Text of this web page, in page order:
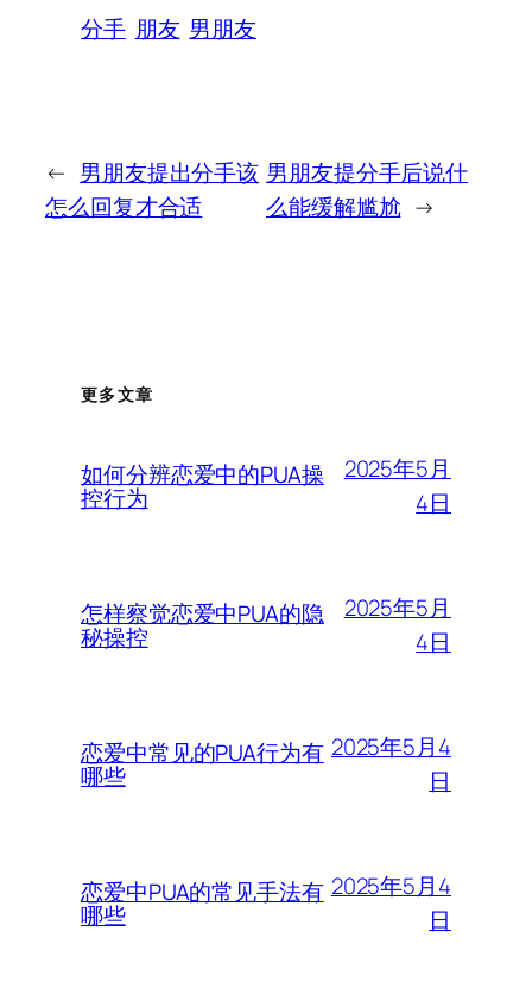
分手 朋友 男朋友
← 男朋友提出分手该
怎么回复才合适
男朋友提分手后说什
么能缓解尴尬 →
更多文章
如何分辨恋爱中的PUA操
控行为
2025年5月
4日
怎样察觉恋爱中PUA的隐
秘操控
2025年5月
4日
恋爱中常见的PUA行为有
哪些
2025年5月4
日
恋爱中PUA的常见手法有
哪些
2025年5月4
日